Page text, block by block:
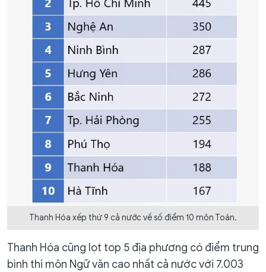
Thanh Hóa xếp thứ 9 cả nước về số điểm 10 môn Toán.
Thanh Hóa cũng lọt top 5 địa phương có điểm trung
bình thi môn Ngữ văn cao nhất cả nước với 7.003